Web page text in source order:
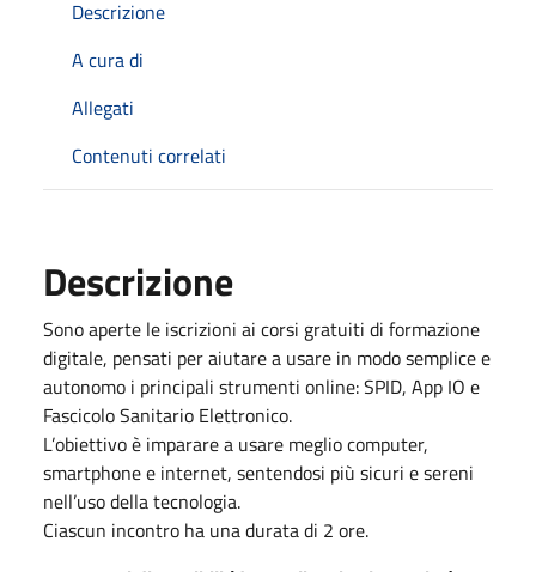
Descrizione
A cura di
Allegati
Contenuti correlati
Descrizione
Sono aperte le iscrizioni ai corsi gratuiti di formazione
digitale, pensati per aiutare a usare in modo semplice e
autonomo i principali strumenti online: SPID, App IO e
Fascicolo Sanitario Elettronico.
L’obiettivo è imparare a usare meglio computer,
smartphone e internet, sentendosi più sicuri e sereni
nell’uso della tecnologia.
Ciascun incontro ha una durata di 2 ore.